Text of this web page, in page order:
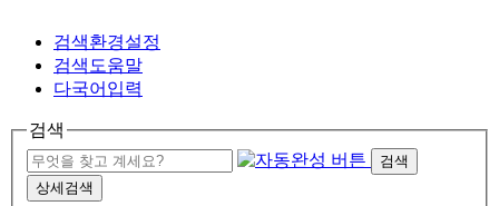
검색환경설정
검색도움말
다국어입력
검색
검색
상세검색